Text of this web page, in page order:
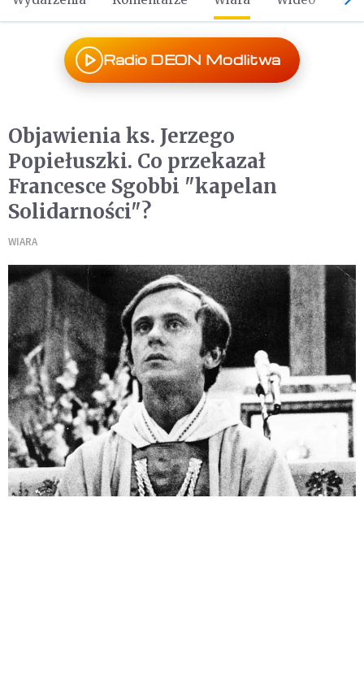
Radio DEON Modlitwa
Objawienia ks. Jerzego
Popiełuszki. Co przekazał
Francesce Sgobbi "kapelan
Solidarności"?
WIARA